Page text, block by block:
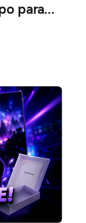
para
contigo